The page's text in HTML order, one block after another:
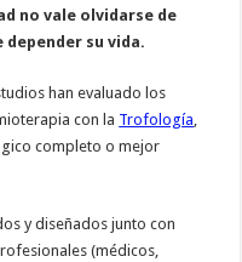
no vale olvidarse de
su vida.
han evaluado los
con la Trofología,
completo o mejor
y diseñados junto con
(médicos,